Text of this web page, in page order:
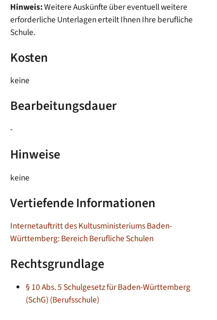
Hinweis:Weitere Auskünfte über eventuell weitere
erforderliche Unterlagen erteilt Ihnen Ihre berufliche
Schule.
Kosten
keine
Bearbeitungsdauer
-
Hinweise
keine
Vertiefende Informationen
Internetauftritt des Kultusministeriums Baden-
Württemberg: Bereich Berufliche Schulen
Rechtsgrundlage
§ 10 Abs. 5 Schulgesetz für Baden-Württemberg
(SchG) (Berufsschule)